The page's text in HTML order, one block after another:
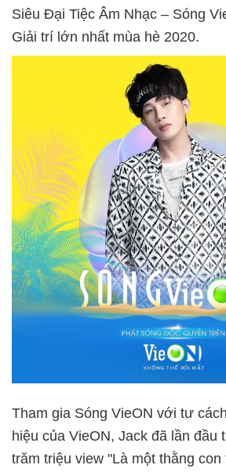
Siêu Đại Tiệc Âm Nhạc – Sóng
Giải trí lớn nhất mùa hè 2020.
Tham gia Sóng VieON với tư
hiệu của VieON, Jack đã lần đầu
trăm triệu view "Là một thằng